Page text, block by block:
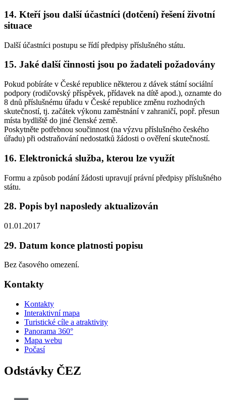
14. Kteří jsou další účastníci (dotčení) řešení životní
situace
Další účastníci postupu se řídí předpisy příslušného státu.
15. Jaké další činnosti jsou po žadateli požadovány
Pokud pobíráte v České republice některou z dávek státní sociální
podpory (rodičovský příspěvek, přídavek na dítě apod.), oznamte do
8 dnů příslušnému úřadu v České republice změnu rozhodných
skutečností, tj. začátek výkonu zaměstnání v zahraničí, popř. přesun
místa bydliště do jiné členské země.
Poskytněte potřebnou součinnost (na výzvu příslušného českého
úřadu) při odstraňování nedostatků žádosti o ověření skutečností.
16. Elektronická služba, kterou lze využít
Formu a způsob podání žádosti upravují právní předpisy příslušného
státu.
28. Popis byl naposledy aktualizován
01.01.2017
29. Datum konce platnosti popisu
Bez časového omezení.
Kontakty
Kontakty
Interaktivní mapa
Turistické cíle a atraktivity
Panorama 360°
Mapa webu
Počasí
Odstávky ČEZ